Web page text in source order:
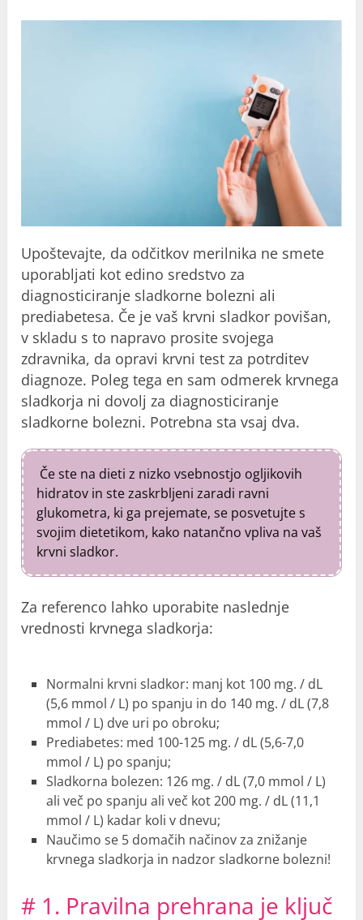
Upoštevajte, da odčitkov merilnika ne smete
uporabljati kot edino sredstvo za
diagnosticiranje sladkorne bolezni ali
prediabetesa. Če je vaš krvni sladkor povišan,
v skladu s to napravo prosite svojega
zdravnika, da opravi krvni test za potrditev
diagnoze. Poleg tega en sam odmerek krvnega
sladkorja ni dovolj za diagnosticiranje
sladkorne bolezni. Potrebna sta vsaj dva.
Če ste na dieti z nizko vsebnostjo ogljikovih
hidratov in ste zaskrbljeni zaradi ravni
glukometra, ki ga prejemate, se posvetujte s
svojim dietetikom, kako natančno vpliva na vaš
krvni sladkor.
Za referenco lahko uporabite naslednje
vrednosti krvnega sladkorja:
Normalni krvni sladkor: manj kot 100 mg. / dL
(5,6 mmol / L) po spanju in do 140 mg. / dL (7,8
mmol / L) dve uri po obroku;
Prediabetes: med 100-125 mg. / dL (5,6-7,0
mmol / L) po spanju;
Sladkorna bolezen: 126 mg. / dL (7,0 mmol / L)
ali več po spanju ali več kot 200 mg. / dL (11,1
mmol / L) kadar koli v dnevu;
Naučimo se 5 domačih načinov za znižanje
krvnega sladkorja in nadzor sladkorne bolezni!
# 1. Pravilna prehrana je ključ